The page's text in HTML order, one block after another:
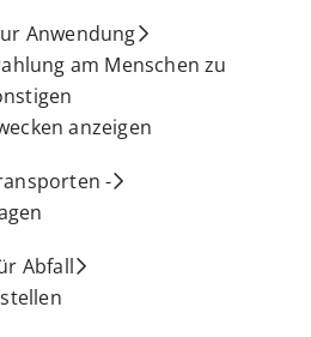
Anwendung
am Menschen zu
anzeigen
-
Abfall